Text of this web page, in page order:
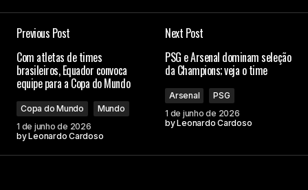
Previous Post
Com atletas de times
brasileiros, Equador convoca
equipe para a Copa do Mundo
Copa do Mundo
Mundo
1 de junho de 2026
byLeonardo Cardoso
Next Post
PSG e Arsenal dominam seleção
da Champions; veja o time
Arsenal
PSG
1 de junho de 2026
byLeonardo Cardoso